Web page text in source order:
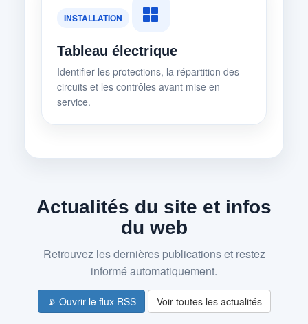
INSTALLATION
Tableau électrique
Identifier les protections, la répartition des
circuits et les contrôles avant mise en
service.
Actualités du site et infos
du web
Retrouvez les dernières publications et restez
informé automatiquement.
📡 Ouvrir le flux RSS Voir toutes les actualités